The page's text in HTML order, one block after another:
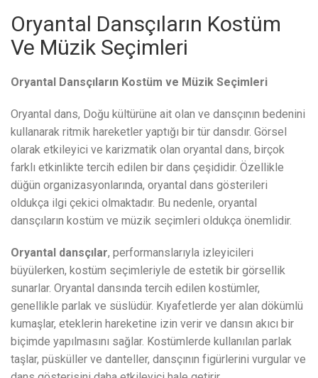
Oryantal Dansçıların Kostüm
Ve Müzik Seçimleri
Oryantal Dansçıların Kostüm ve Müzik Seçimleri
Oryantal dans, Doğu kültürüne ait olan ve dansçının bedenini
kullanarak ritmik hareketler yaptığı bir tür dansdır. Görsel
olarak etkileyici ve karizmatik olan oryantal dans, birçok
farklı etkinlikte tercih edilen bir dans çeşididir. Özellikle
düğün organizasyonlarında, oryantal dans gösterileri
oldukça ilgi çekici olmaktadır. Bu nedenle, oryantal
dansçıların kostüm ve müzik seçimleri oldukça önemlidir.
Oryantal dansçılar, performanslarıyla izleyicileri
büyülerken, kostüm seçimleriyle de estetik bir görsellik
sunarlar. Oryantal dansında tercih edilen kostümler,
genellikle parlak ve süslüdür. Kıyafetlerde yer alan dökümlü
kumaşlar, eteklerin hareketine izin verir ve dansın akıcı bir
biçimde yapılmasını sağlar. Kostümlerde kullanılan parlak
taşlar, püsküller ve danteller, dansçının figürlerini vurgular ve